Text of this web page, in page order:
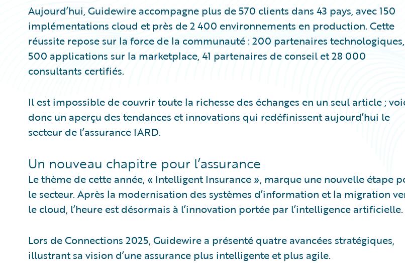
Aujourd’hui, Guidewire accompagne plus de 570 clients dans 43 pays, avec 150
implémentations cloud et près de 2 400 environnements en production. Cette
réussite repose sur la force de la communauté : 200 partenaires technologiques,
500 applications sur la marketplace, 41 partenaires de conseil et 28 000
consultants certifiés.
Il est impossible de couvrir toute la richesse des échanges en un seul article ;
donc un aperçu des tendances et innovations qui redéfinissent aujourd’hui le
secteur de l’assurance IARD.
Un nouveau chapitre pour l’assurance
Le thème de cette année, « Intelligent Insurance », marque une nouvelle étape
le secteur. Après la modernisation des systèmes d’information et la migration
le cloud, l’heure est désormais à l’innovation portée par l’intelligence artificielle.
Lors de Connections 2025, Guidewire a présenté quatre avancées stratégiques,
illustrant sa vision d’une assurance plus intelligente et plus agile.